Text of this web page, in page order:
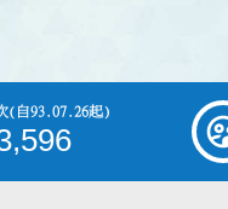
(自93.07.26起)